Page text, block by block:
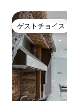
ゲストチョイス
ゲストチョイス